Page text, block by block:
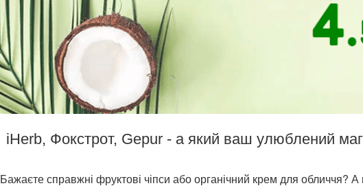
iHerb, Фокстрот, Gepur - а який ваш улюблений
Бажаєте справжні фруктові чіпси або органічний крем для обличчя?